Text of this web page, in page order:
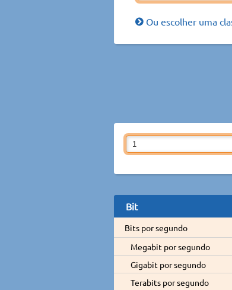
Ou escolher uma
Bit
Bits por segundo
Megabit por segundo
Gigabit por segundo
Terabits por segundo